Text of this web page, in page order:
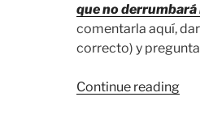
que no derrumbará
comentarla aquí,
correcto) y
Continue reading“El